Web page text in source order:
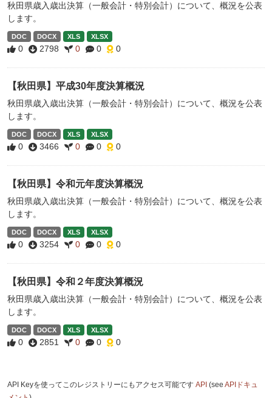
秋田県歳入歳出決算（一般会計・特別会計）について、概況を公表
します。
DOC DOCX XLS XLSX
0 2798 0 0 0
【秋田県】平成30年度決算概況
秋田県歳入歳出決算（一般会計・特別会計）について、概況を公表
します。
DOC DOCX XLS XLSX
0 3466 0 0 0
【秋田県】令和元年度決算概況
秋田県歳入歳出決算（一般会計・特別会計）について、概況を公表
します。
DOC DOCX XLS XLSX
0 3254 0 0 0
【秋田県】令和２年度決算概況
秋田県歳入歳出決算（一般会計・特別会計）について、概況を公表
します。
DOC DOCX XLS XLSX
0 2851 0 0 0
API Keyを使ってこのレジストリーにもアクセス可能です API (see APIドキュ